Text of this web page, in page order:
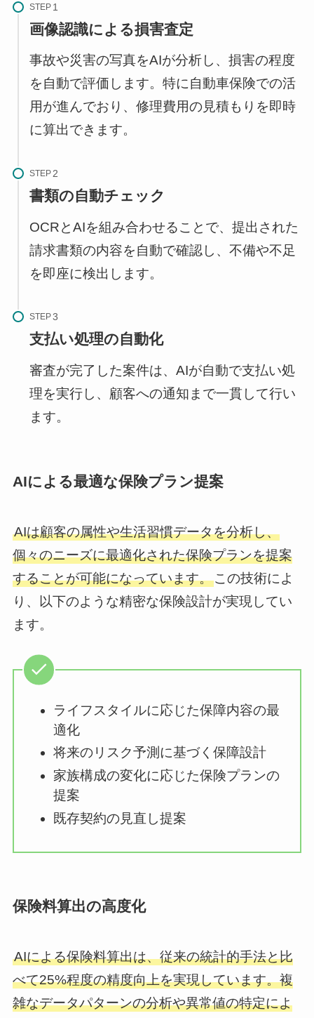
STEP
画像認識による損害査定
事故や災害の写真をAIが分析し、損害の程度
を自動で評価します。特に自動車保険での活
用が進んでおり、修理費用の見積もりを即時
に算出できます。
STEP
書類の自動チェック
OCRとAIを組み合わせることで、提出された
請求書類の内容を自動で確認し、不備や不足
を即座に検出します。
STEP
支払い処理の自動化
審査が完了した案件は、AIが自動で支払い処
理を実行し、顧客への通知まで一貫して行い
ます。
AIによる最適な保険プラン提案
AIは顧客の属性や生活習慣データを分析し、
個々のニーズに最適化された保険プランを提案
することが可能になっています。この技術によ
り、以下のような精密な保険設計が実現してい
ます。
ライフスタイルに応じた保障内容の最
適化
将来のリスク予測に基づく保障設計
家族構成の変化に応じた保険プランの
提案
既存契約の見直し提案
保険料算出の高度化
AIによる保険料算出は、従来の統計的手法と比
べて25%程度の精度向上を実現しています。複
雑なデータパターンの分析や異常値の特定によ